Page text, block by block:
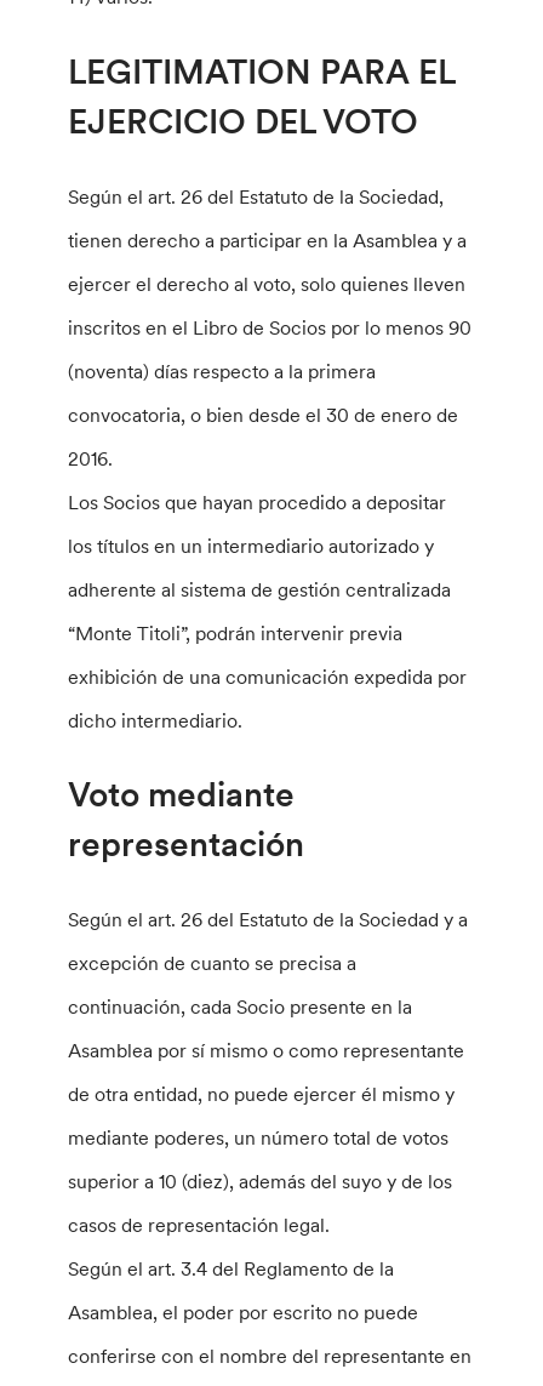
LEGITIMATION PARA EL
EJERCICIO DEL VOTO
Según el art. 26 del Estatuto de la Sociedad,
tienen derecho a participar en la Asamblea y a
ejercer el derecho al voto, solo quienes lleven
inscritos en el Libro de Socios por lo menos 90
(noventa) días respecto a la primera
convocatoria, o bien desde el 30 de enero de
2016.
Los Socios que hayan procedido a depositar
los títulos en un intermediario autorizado y
adherente al sistema de gestión centralizada
“Monte Titoli”, podrán intervenir previa
exhibición de una comunicación expedida por
dicho intermediario.
Voto mediante
representación
Según el art. 26 del Estatuto de la Sociedad y a
excepción de cuanto se precisa a
continuación, cada Socio presente en la
Asamblea por sí mismo o como representante
de otra entidad, no puede ejercer él mismo y
mediante poderes, un número total de votos
superior a 10 (diez), además del suyo y de los
casos de representación legal.
Según el art. 3.4 del Reglamento de la
Asamblea, el poder por escrito no puede
conferirse con el nombre del representante en